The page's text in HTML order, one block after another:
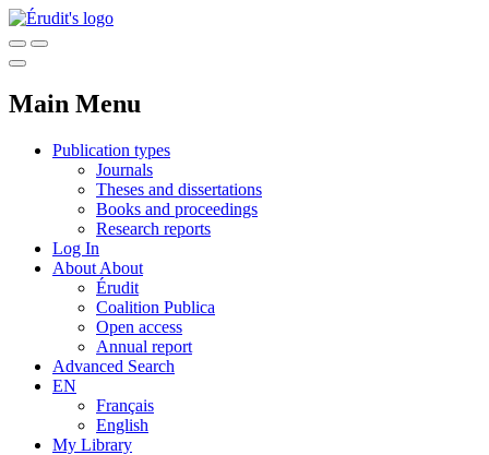
Main Menu
Publication types
Journals
Theses and dissertations
Books and proceedings
Research reports
Log In
About About
Érudit
Coalition Publica
Open access
Annual report
Advanced Search
EN
Français
English
My Library